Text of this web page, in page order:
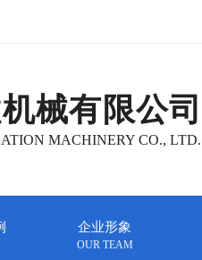
械有限公司
MACHINERY CO., LTD.
企业形象
OUR TEAM